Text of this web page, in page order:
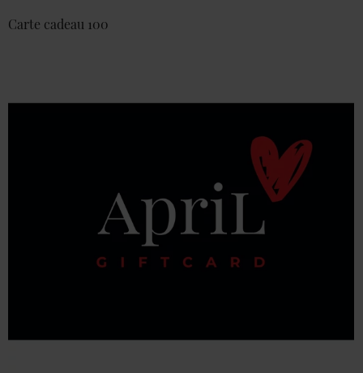
Carte cadeau 100